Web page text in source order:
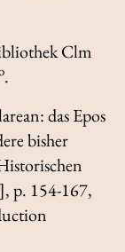
Clm
.
das Epos
bisher
p. 154-167,